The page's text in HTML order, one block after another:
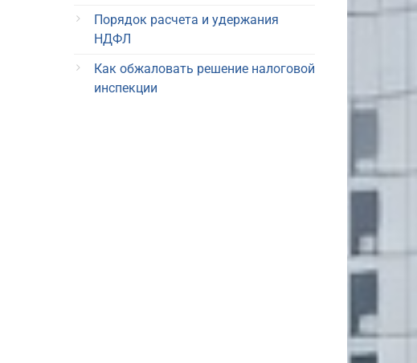
Порядок расчета и удержания
НДФЛ
Как обжаловать решение налоговой
инспекции